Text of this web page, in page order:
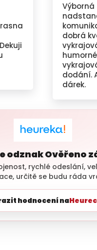
Výborná
dobrá
dodání.
dárek.
odznak Ověřeno
rychlé odeslání,
určitě se budu ráda
hodnocení na